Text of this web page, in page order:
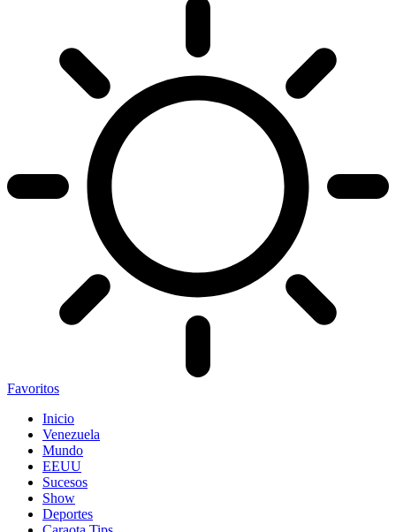
Favoritos
Inicio
Venezuela
Mundo
EEUU
Sucesos
Show
Deportes